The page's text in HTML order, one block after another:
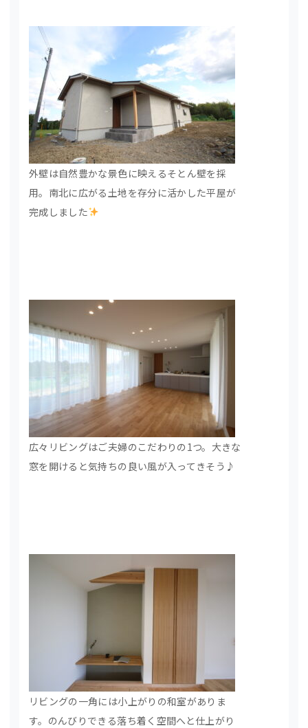
外壁は自然豊かな景色に映えるそとん壁を採
用。南北に広がる土地を存分に活かした平屋が
完成しました
広々リビングはご夫婦のこだわりの1つ。大きな
窓を開けると気持ちの良い風が入ってきそう♪
リビングの一角には小上がりの和室がありま
す。のんびりできる落ち着く空間へと仕上がり